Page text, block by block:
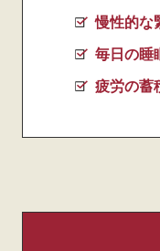
慢性的な
毎日の睡
疲労の蓄